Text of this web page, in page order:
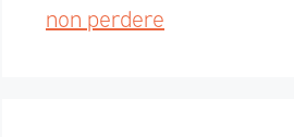
non perdere